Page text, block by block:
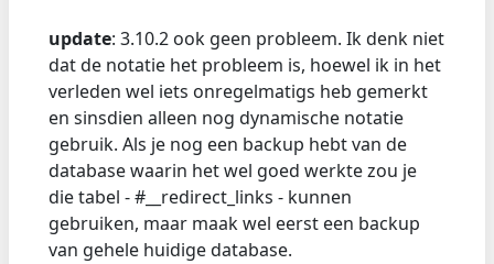
update: 3.10.2 ook geen probleem. Ik denk niet
dat de notatie het probleem is, hoewel ik in het
verleden wel iets onregelmatigs heb gemerkt
en sinsdien alleen nog dynamische notatie
gebruik. Als je nog een backup hebt van de
database waarin het wel goed werkte zou je
die tabel - #__redirect_links - kunnen
gebruiken, maar maak wel eerst een backup
van gehele huidige database.